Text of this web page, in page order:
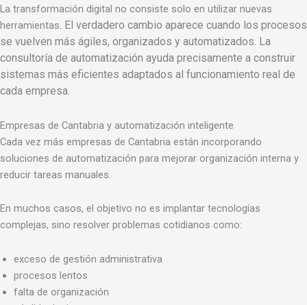
La transformación digital no consiste solo en utilizar nuevas
herramientas. El verdadero cambio aparece cuando los procesos
se vuelven más ágiles, organizados y automatizados. La
consultoría de automatización ayuda precisamente a construir
sistemas más eficientes adaptados al funcionamiento real de
cada empresa.
Empresas de Cantabria y automatización inteligente
Cada vez más empresas de Cantabria están incorporando
soluciones de automatización para mejorar organización interna y
reducir tareas manuales.
En muchos casos, el objetivo no es implantar tecnologías
complejas, sino resolver problemas cotidianos como:
exceso de gestión administrativa
procesos lentos
falta de organización